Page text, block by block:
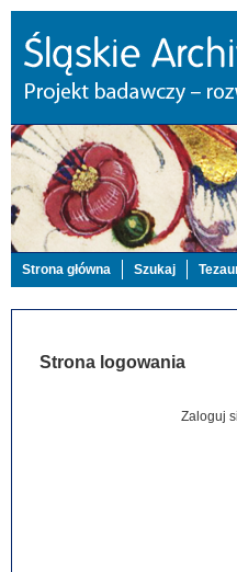
Strona główna Szukaj
Strona logowania
Zaloguj